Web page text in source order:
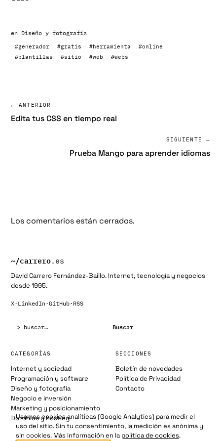
en Diseño y fotografía
#generador #gratis #herramienta
#online
#plantillas
#sitio #web #webs
← ANTERIOR
Edita tus CSS en tiempo real
SIGUIENTE →
Prueba Mango para aprender idiomas
Los comentarios están cerrados.
~/carrero.es
David Carrero Fernández-Baillo. Internet, tecnología y negocios
desde 1995.
X· LinkedIn·GitHub· RSS
Buscar
CATEGORÍAS
Internet y sociedad
Programación y software
Diseño y fotografía
Negocio e inversión
Marketing y posicionamiento
Dominios y hosting
SECCIONES
Boletín de novedades
Política de Privacidad
Contacto
Usamos cookies analíticas (Google Analytics) para medir el
uso del sitio. Sin tu consentimiento, la medición es anónima y
sin cookies. Más información en lapolítica de cookies.